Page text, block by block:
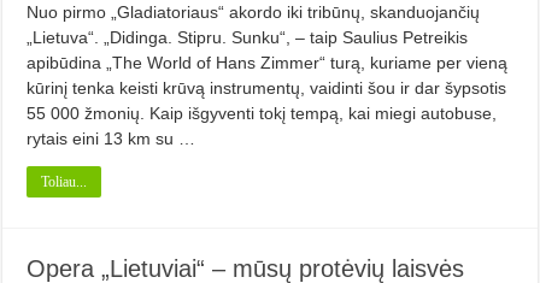
Nuo pirmo „Gladiatoriaus“ akordo iki tribūnų, skanduojančių
„Lietuva“. „Didinga. Stipru. Sunku“, – taip Saulius Petreikis
apibūdina „The World of Hans Zimmer“ turą, kuriame per vieną
kūrinį tenka keisti krūvą instrumentų, vaidinti šou ir dar šypsotis
55 000 žmonių. Kaip išgyventi tokį tempą, kai miegi autobuse,
rytais eini 13 km su …
Toliau...
Opera „Lietuviai“ – mūsų protėvių laisvės